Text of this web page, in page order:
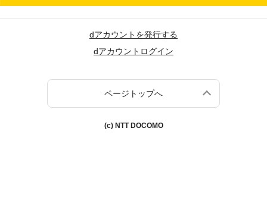
dアカウントを発行する
dアカウントログイン
ページトップへ
(c) NTT DOCOMO